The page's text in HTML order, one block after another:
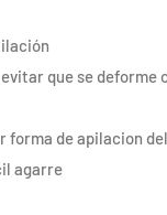
que se deforme
forma de apilacion
agarre